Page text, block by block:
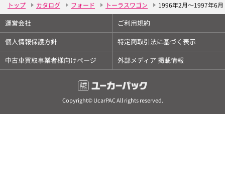
トップ カタログ フォード トーラスワゴン 1996年2月～1997年6月
運営会社
ご利用規約
個人情報保護方針
特定商取引法に基づく表示
中古車買取事業者様向けページ
外部メディア 掲載情報
Copyright© UcarPAC All rights reserved.